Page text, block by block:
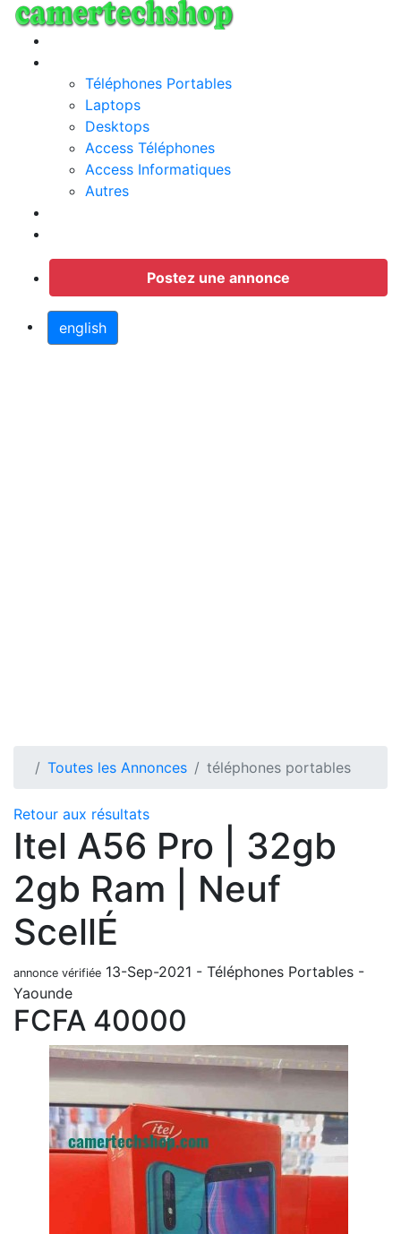
Téléphones Portables
Laptops
Desktops
Access Téléphones
Access Informatiques
Autres
Postez une annonce
english
Toutes les Annonces téléphones portables
Retour aux résultats
Itel A56 Pro | 32gb
2gb Ram | Neuf
ScellÉ
annonce vérifiée 13-Sep-2021 - Téléphones Portables -
Yaounde
FCFA 40000